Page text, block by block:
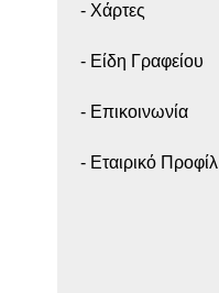
- Χάρτες
- Είδη Γραφείου
- Επικοινωνία
- Εταιρικό Προφίλ